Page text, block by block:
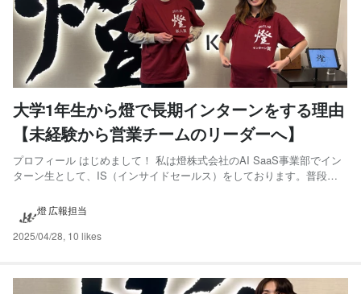
大学1年生から燈で長期インターンをする理由
【未経験から営業チームのリーダーへ】
プロフィール はじめまして！ 私は燈株式会社のAI SaaS事業部でイン
ターン生として、IS（インサイドセールス）をしております。普段は
部２年生です。 インターンの他にも塾講師や飲食店のバイトもしてい
ます。この記事では、大学２年生からインターンをする意...
燈 広報担当
2025/04/28, 10 likes